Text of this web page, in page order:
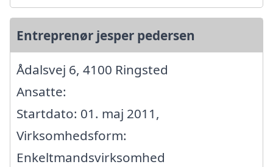
Entreprenør jesper pedersen
Ådalsvej 6, 4100 Ringsted
Ansatte:
Startdato: 01. maj 2011,
Virksomhedsform:
Enkeltmandsvirksomhed